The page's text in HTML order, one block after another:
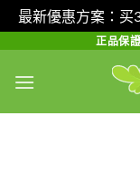
最新優惠方案：买
content
正品保